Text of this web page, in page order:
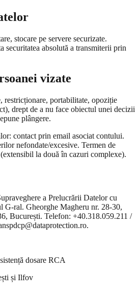
stocare pe servere securizate.
securitatea absolută a transmiterii prin
vizate
restricționare, portabilitate, opoziție
drept de a nu face obiectul unei decizii
plângere.
contact prin email asociat contului.
nefondate/excesive. Termen de
la două în cazuri complexe).
a Prelucrării Datelor cu
ral. Gheorghe Magheru nr. 28-30,
București. Telefon: +40.318.059.211 /
dosare RCA
și Ilfov